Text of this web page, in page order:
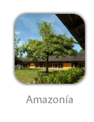
Amazonía